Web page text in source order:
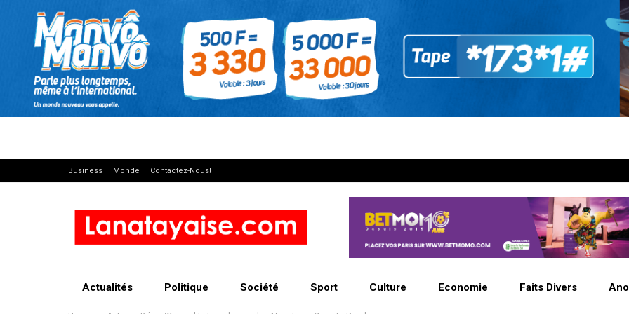
Business Monde Contactez-Nous!
Actualités Politique Société Sport Culture Economie Faits Divers